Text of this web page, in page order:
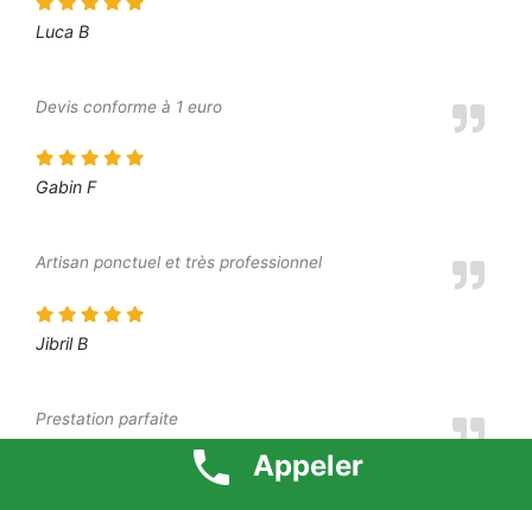
Luca B
Devis conforme à 1 euro
Gabin F
Artisan ponctuel et très professionnel
Jibril B
Prestation parfaite
Appeler